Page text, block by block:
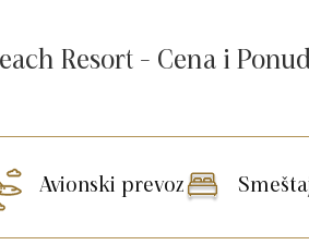
Resort - Cena i
Avionski prevoz